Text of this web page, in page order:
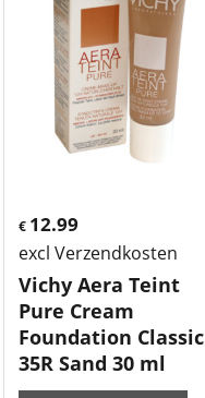
€ 12.99
excl Verzendkosten
Vichy Aera Teint
Pure Cream
Foundation Classic
35R Sand 30 ml